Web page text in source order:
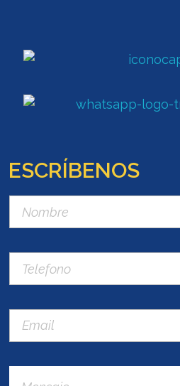
ESCRÍBENOS